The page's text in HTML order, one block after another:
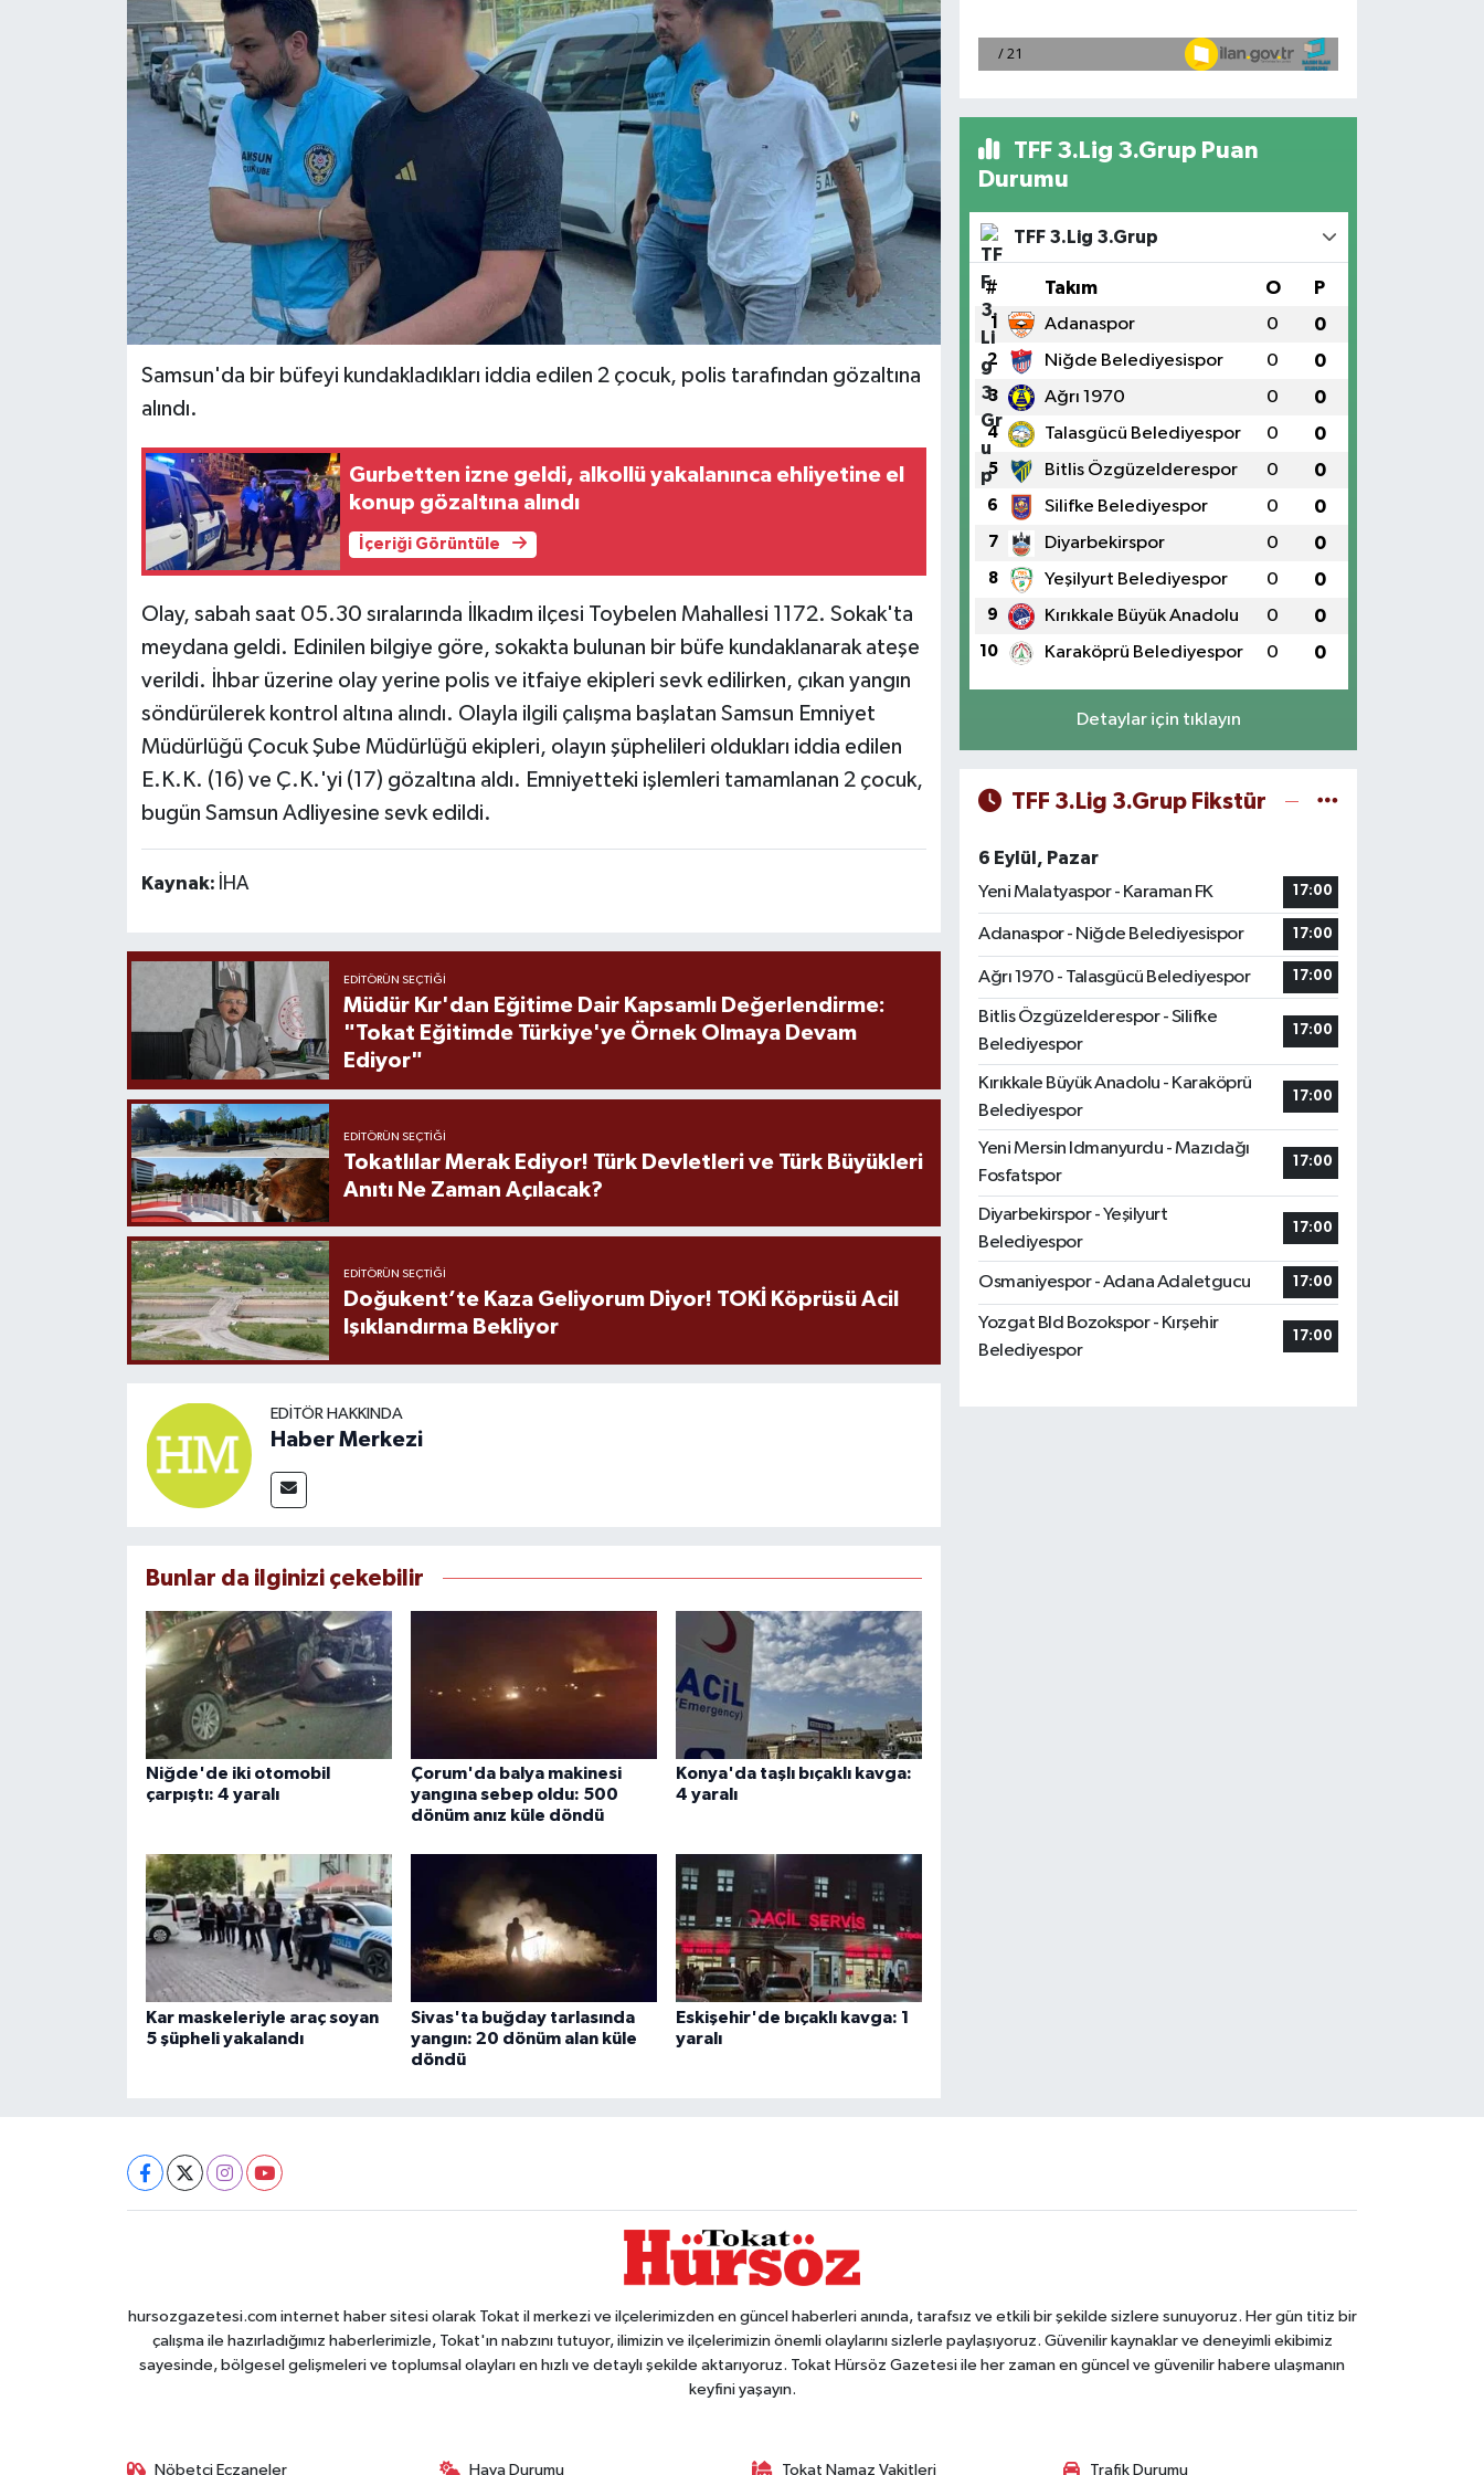
Samsun'da bir büfeyi kundakladıkları iddia edilen 2 çocuk, polis tarafından gözaltına
alındı.
Gurbetten izne geldi, alkollü yakalanınca ehliyetine el
konup gözaltına alındı
İçeriği Görüntüle
Olay, sabah saat 05.30 sıralarında İlkadım ilçesi Toybelen Mahallesi 1172. Sokak'ta
meydana geldi. Edinilen bilgiye göre, sokakta bulunan bir büfe kundaklanarak ateşe
verildi. İhbar üzerine olay yerine polis ve itfaiye ekipleri sevk edilirken, çıkan yangın
söndürülerek kontrol altına alındı. Olayla ilgili çalışma başlatan Samsun Emniyet
Müdürlüğü Çocuk Şube Müdürlüğü ekipleri, olayın şüphelileri oldukları iddia edilen
E.K.K. (16) ve Ç.K.'yi (17) gözaltına aldı. Emniyetteki işlemleri tamamlanan 2 çocuk,
bugün Samsun Adliyesine sevk edildi.
Kaynak: İHA
EDITÖRÜN SEÇTIĞI
Müdür Kır'dan Eğitime Dair Kapsamlı Değerlendirme:
"Tokat Eğitimde Türkiye'ye Örnek Olmaya Devam
Ediyor"
EDITÖRÜN SEÇTIĞI
Tokatlılar Merak Ediyor! Türk Devletleri ve Türk Büyükleri
Anıtı Ne Zaman Açılacak?
EDITÖRÜN SEÇTIĞI
Doğukent’te Kaza Geliyorum Diyor! TOKİ Köprüsü Acil
Işıklandırma Bekliyor
EDITÖR HAKKINDA
Haber Merkezi
Bunlar da ilginizi çekebilir
Niğde'de iki otomobil
çarpıştı: 4 yaralı
Çorum'da balya makinesi
yangına sebep oldu: 500
dönüm anız küle döndü
Konya'da taşlı bıçaklı kavga:
4 yaralı
Kar maskeleriyle araç soyan
5 şüpheli yakalandı
Sivas'ta buğday tarlasında
yangın: 20 dönüm alan küle
döndü
Eskişehir'de bıçaklı kavga: 1
yaralı
TFF 3.Lig 3.Grup Puan
Durumu
TFF 3.Lig 3.Grup
# Takım O P
1 Adanaspor 0 0
2 Niğde Belediyesispor 0 0
3 Ağrı 1970 0 0
4 Talasgücü Belediyespor 0 0
5 Bitlis Özgüzelderespor 0 0
6 Silifke Belediyespor 0 0
7 Diyarbekirspor 0 0
8 Yeşilyurt Belediyespor 0 0
9 Kırıkkale Büyük Anadolu 0 0
10 Karaköprü Belediyespor 0 0
Detaylar için tıklayın
TFF 3.Lig 3.Grup Fikstür
6 Eylül, Pazar
Yeni Malatyaspor - Karaman FK
17:00
Adanaspor - Niğde Belediyesispor 17:00
Ağrı 1970 - Talasgücü Belediyespor 17:00
Bitlis Özgüzelderespor - Silifke
Belediyespor
17:00
Kırıkkale Büyük Anadolu - Karaköprü
Belediyespor
17:00
Yeni Mersin Idmanyurdu - Mazıdağı
Fosfatspor
17:00
Diyarbekirspor - Yeşilyurt
Belediyespor
17:00
Osmaniyespor - Adana Adaletgucu 17:00
Yozgat Bld Bozokspor - Kırşehir
Belediyespor
17:00
hursozgazetesi.com internet haber sitesi olarak Tokat il merkezi ve ilçelerimizden en güncel haberleri anında, tarafsız ve etkili bir şekilde sizlere sunuyoruz. Her gün titiz bir
çalışma ile hazırladığımız haberlerimizle, Tokat'ın nabzını tutuyor, ilimizin ve ilçelerimizin önemli olaylarını sizlerle paylaşıyoruz. Güvenilir kaynaklar ve deneyimli ekibimiz
sayesinde, bölgesel gelişmeleri ve toplumsal olayları en hızlı ve detaylı şekilde aktarıyoruz. Tokat Hürsöz Gazetesi ile her zaman en güncel ve güvenilir habere ulaşmanın
keyfini yaşayın.
Nöbetçi Eczaneler Hava Durumu Tokat Namaz Vakitleri Trafik Durumu
Ekonomi